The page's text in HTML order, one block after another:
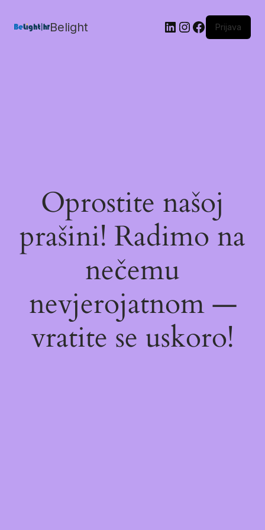
Belight Prijava
Oprostite našoj
prašini! Radimo na
nečemu
nevjerojatnom —
vratite se uskoro!